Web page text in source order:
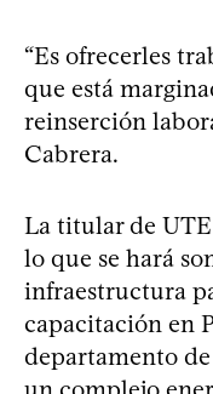
“Es ofrecerles
que está
reinserción
Cabrera.
La titular de
lo que se hará
infraestructura
capacitación en
departamento de